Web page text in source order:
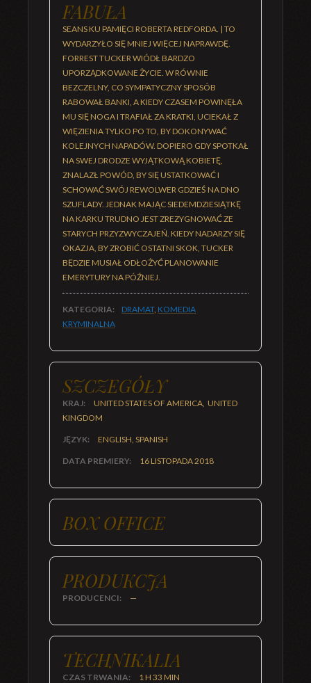
FABUŁA
SEANS KU PAMIĘCI ROBERTA REDFORDA. | TO
WYDARZYŁO SIĘ MNIEJ WIĘCEJ NAPRAWDĘ.
FORREST TUCKER WIÓDŁ BARDZO
UPORZĄDKOWANE ŻYCIE. W RÓWNIE
BEZCZELNY, CO SYMPATYCZNY SPOSÓB
RABOWAŁ BANKI, A KIEDY CZASEM POWINĘŁA
MU SIĘ NOGA I TRAFIAŁ ZA KRATKI, UCIEKAŁ Z
WIĘZIENIA TYLKO PO TO, BY DOKONYWAĆ
KOLEJNYCH NAPADÓW. DOPIERO GDY SPOTKAŁ
NA SWEJ DRODZE WYJĄTKOWĄ KOBIETĘ,
ZNALAZŁ POWÓD, BY SIĘ USTATKOWAĆ I
SCHOWAĆ SWÓJ REWOLWER GDZIEŚ NA DNO
SZUFLADY. JEDNAK MAJĄC SIEDEMDZIESIĄTKĘ
NA KARKU TRUDNO JEST ZREZYGNOWAĆ ZE
STARYCH PRZYZWYCZAJEŃ. KIEDY NADARZY SIĘ
OKAZJA, BY ZROBIĆ OSTATNI SKOK, TUCKER
BĘDZIE MUSIAŁ ODŁOŻYĆ PLANOWANIE
EMERYTURY NA PÓŹNIEJ.
KATEGORIA: DRAMAT, KOMEDIA
KRYMINALNA
SZCZEGÓŁY
KRAJ:
UNITED STATES OF AMERICA, UNITED
KINGDOM
JĘZYK: ENGLISH, SPANISH
DATA PREMIERY: 16 LISTOPADA 2018
BOX OFFICE
PRODUKCJA
PRODUCENCI: —
TECHNIKALIA
CZAS TRWANIA: 1 H 33 MIN